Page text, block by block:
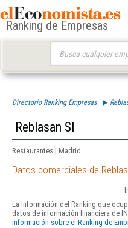
Ranking de Empresas
Directorio Ranking Empresas
Reblasan Sl
Restaurantes | Madrid
Datos comerciales de
La información del Ranking que
datos de información financiera de
información sobre el Ranking de